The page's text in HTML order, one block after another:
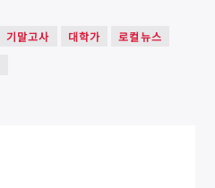
기말고사 대학가
로컬뉴스